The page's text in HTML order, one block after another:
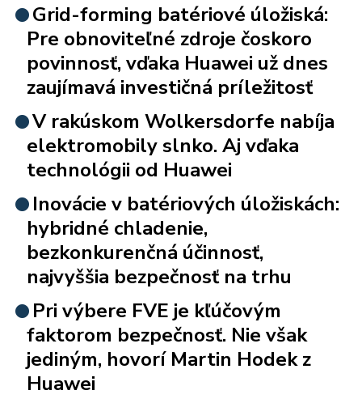
Grid-forming batériové úložiská:
Pre obnoviteľné zdroje čoskoro
povinnosť, vďaka Huawei už dnes
zaujímavá investičná príležitosť
V rakúskom Wolkersdorfe nabíja
elektromobily slnko. Aj vďaka
technológii od Huawei
Inovácie v batériových úložiskách:
hybridné chladenie,
bezkonkurenčná účinnosť,
najvyššia bezpečnosť na trhu
Pri výbere FVE je kľúčovým
faktorom bezpečnosť. Nie však
jediným, hovorí Martin Hodek z
Huawei